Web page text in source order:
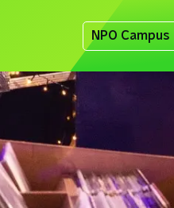
NPO Campus